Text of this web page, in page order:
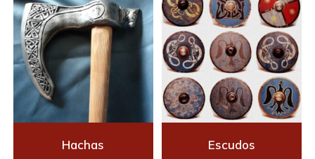
Hachas Escudos